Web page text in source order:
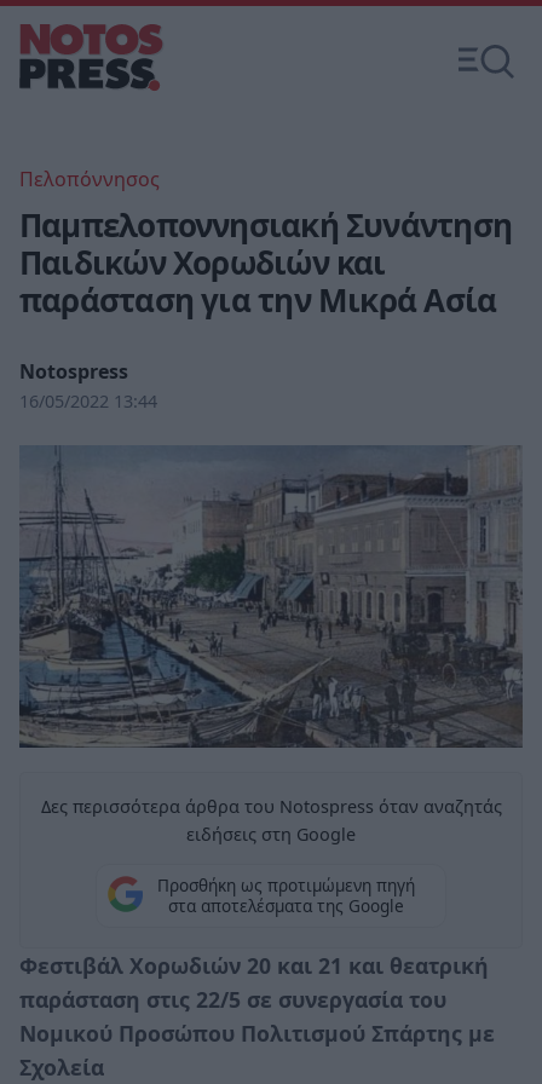
Πελοπόννησος
Παμπελοποννησιακή Συνάντηση
Παιδικών Χορωδιών και
παράσταση για την Μικρά Ασία
Notospress
16/05/2022 13:44
Δες περισσότερα άρθρα του Notospress όταν αναζητάς
ειδήσεις στη Google
Προσθήκη ως προτιμώμενη πηγή
στα αποτελέσματα της Google
Φεστιβάλ Χορωδιών 20 και 21 και θεατρική
παράσταση στις 22/5 σε συνεργασία του
Νομικού Προσώπου Πολιτισμού Σπάρτης με
Σχολεία